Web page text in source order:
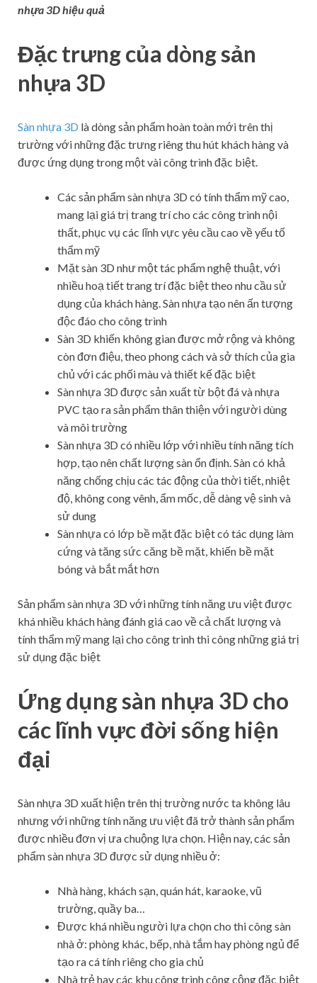
nhựa 3D hiệu quả
Đặc trưng của dòng sản
nhựa 3D
Sàn nhựa 3D là dòng sản phẩm hoàn toàn mới trên thị
trường với những đặc trưng riêng thu hút khách hàng và
được ứng dụng trong một vài công trình đặc biệt.
Các sản phẩm sàn nhựa 3D có tính thẩm mỹ cao,
mang lại giá trị trang trí cho các công trình nội
thất, phục vụ các lĩnh vực yêu cầu cao về yếu tố
thẩm mỹ
Mặt sàn 3D như một tác phẩm nghệ thuật, với
nhiều hoạ tiết trang trí đặc biệt theo nhu cầu sử
dụng của khách hàng. Sàn nhựa tạo nên ấn tượng
độc đáo cho công trình
Sàn 3D khiến không gian được mở rộng và không
còn đơn điệu, theo phong cách và sở thích của gia
chủ với các phối màu và thiết kế đặc biệt
Sàn nhựa 3D được sản xuất từ bột đá và nhựa
PVC tạo ra sản phẩm thân thiện với người dùng
và môi trường
Sàn nhựa 3D có nhiều lớp với nhiều tính năng tích
hợp, tạo nên chất lượng sàn ổn định. Sàn có khả
năng chống chịu các tác động của thời tiết, nhiệt
độ, không cong vênh, ẩm mốc, dễ dàng vệ sinh và
sử dung
Sàn nhựa có lớp bề mặt đặc biệt có tác dụng làm
cứng và tăng sức căng bề mặt, khiến bề mặt
bóng và bắt mắt hơn
Sản phẩm sàn nhựa 3D với những tính năng ưu việt được
khá nhiều khách hàng đánh giá cao về cả chất lượng và
tính thẩm mỹ mang lại cho công trình thi công những giá trị
sử dụng đặc biệt
Ứng dụng sàn nhựa 3D cho
các lĩnh vực đời sống hiện
đại
Sàn nhựa 3D xuất hiện trên thị trường nước ta không lâu
nhưng với những tính năng ưu việt đã trở thành sản phẩm
được nhiều đơn vị ưa chuộng lựa chọn. Hiện nay, các sản
phẩm sàn nhựa 3D được sử dụng nhiều ở:
Nhà hàng, khách sạn, quán hát, karaoke, vũ
trường, quầy ba…
Được khá nhiều người lựa chọn cho thi công sàn
nhà ở: phòng khác, bếp, nhà tắm hay phòng ngủ để
tạo ra cá tính riêng cho gia chủ
Nhà trẻ hay các khu công trình công cộng đặc biệt